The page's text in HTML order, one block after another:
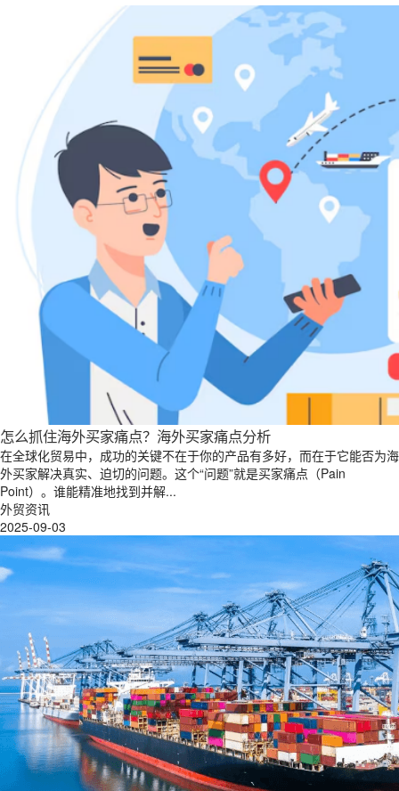
怎么抓住海外买家痛点？海外买家痛点分析
在全球化贸易中，成功的关键不在于你的产品有多好，而在于它能否为海
外买家解决真实、迫切的问题。这个“问题”就是买家痛点（Pain
Point）。谁能精准地找到并解...
外贸资讯
2025-09-03